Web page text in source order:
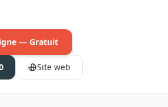
— Gratuit
Site web